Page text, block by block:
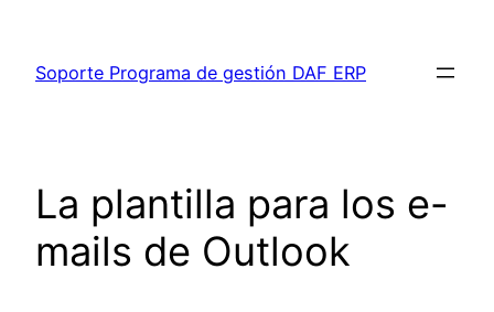
contenido
Soporte Programa de gestión DAF ERP
La plantilla para los e-
mails de Outlook